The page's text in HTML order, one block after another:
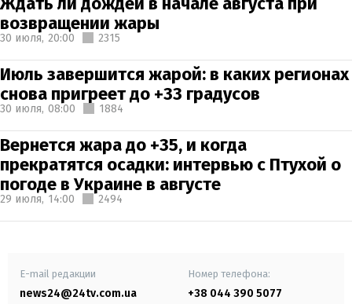
возвращении жары
30 июля, 20:00 2315
Июль завершится жарой: в каких регионах
снова пригреет до +33 градусов
30 июля, 08:00 1884
Вернется жара до +35, и когда
прекратятся осадки: интервью с Птухой о
погоде в Украине в августе
29 июля, 14:00 2494
E-mail редакции
news24@24tv.com.ua
Номер телефона:
+38 044 390 5077